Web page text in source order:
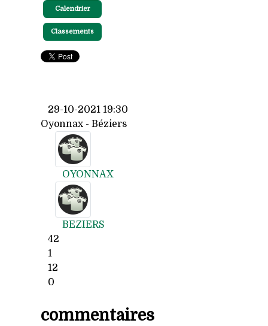
Calendrier
Classements
29-10-2021 19:30
Oyonnax - Béziers
OYONNAX
BEZIERS
42
1
12
0
commentaires